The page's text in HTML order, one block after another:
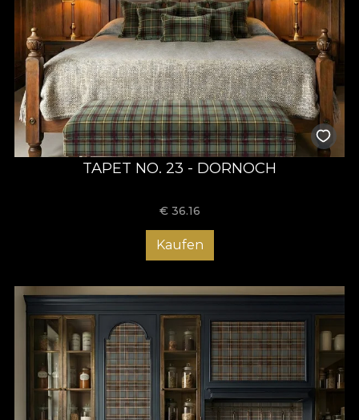
TAPET NO. 23 - DORNOCH
€ 36.16
Kaufen